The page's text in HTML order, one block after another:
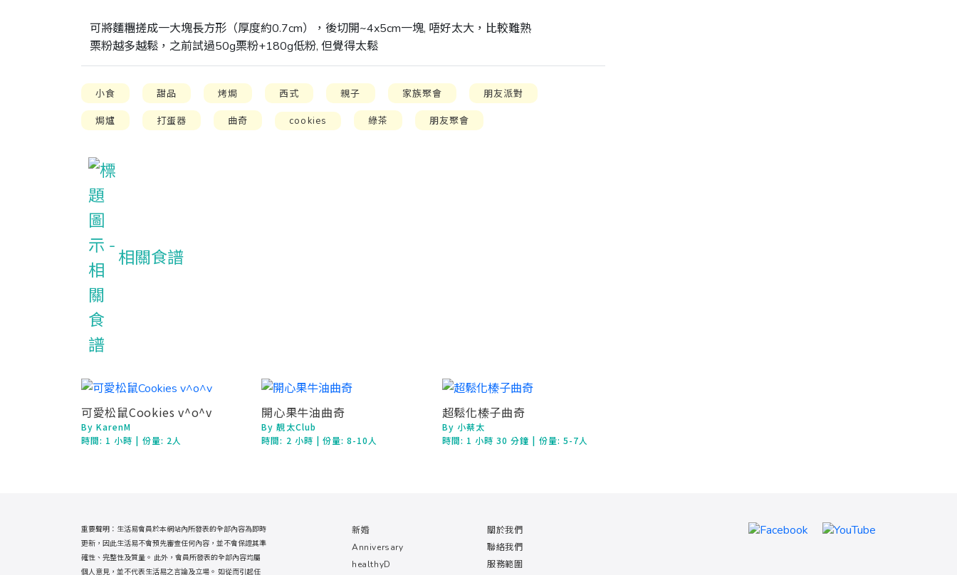
可將麵糰搓成一大塊長方形（厚度約0.7cm），後切開~4x5cm一塊, 唔好太大，比較難熟
栗粉越多越鬆，之前試過50g栗粉+180g低粉, 但覺得太鬆
小食 甜品 烤焗 西式 親子 家族聚會 朋友派對
焗爐 打蛋器 曲奇 cookies 綠茶 朋友聚會
相關食譜
可愛松鼠Cookies v^o^v
By KarenM
時間: 1 小時 | 份量: 2人
開心果牛油曲奇
By 靚太Club
時間: 2 小時 | 份量: 8-10人
超鬆化榛子曲奇
By 小蔡太
時間: 1 小時 30 分鐘 | 份量: 5-7人
新婚
Anniversary
healthyD
關於我們
聯絡我們
服務範圍
重要聲明：生活易會員於本網站內所發表的全部內容為即時
更新，因此生活易不會預先審查任何內容，並不會保證其準
確性、完整性及質量。 此外，會員所發表的全部內容均屬
個人意見，並不代表生活易之言論及立場。 如從而引起任